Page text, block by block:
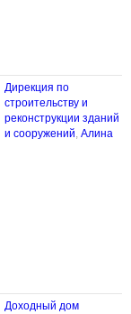
Дирекция по
строительству и
реконструкции зданий
и сооружений, Алина
Доходный дом